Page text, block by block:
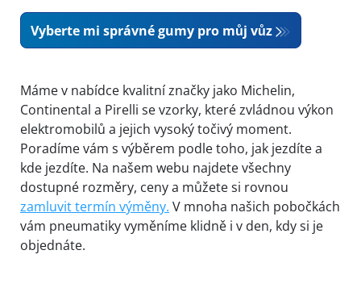
Vyberte mi správné gumy pro můj vůz
Máme v nabídce kvalitní značky jako Michelin,
Continental a Pirelli se vzorky, které zvládnou výkon
elektromobilů a jejich vysoký točivý moment.
Poradíme vám s výběrem podle toho, jak jezdíte a
kde jezdíte. Na našem webu najdete všechny
dostupné rozměry, ceny a můžete si rovnou
zamluvit termín výměny. V mnoha našich pobočkách
vám pneumatiky vyměníme klidně i v den, kdy si je
objednáte.